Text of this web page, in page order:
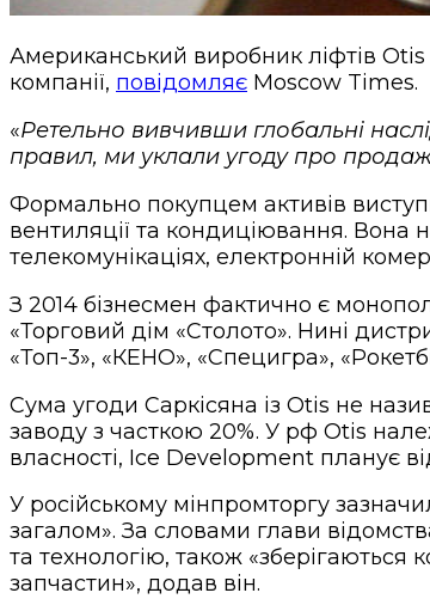
Американський виробник ліфтів Otis
компанії, повідомляє Moscow Times.
«Ретельно вивчивши глобальні
правил, ми уклали угоду про продаж
Формально покупцем активів
вентиляції та кондиціювання. Вона
телекомунікаціях, електронній
З 2014 бізнесмен фактично є
«Торговий дім «Столото». Нині
«Топ-3», «КЕНО», «Специгра»,
Сума угоди Саркісяна із Otis не
заводу з часткою 20%. У рф Otis
власності, Ice Development планує
У російському мінпромторгу
загалом». За словами глави
та технологію, також
запчастин», додав він.